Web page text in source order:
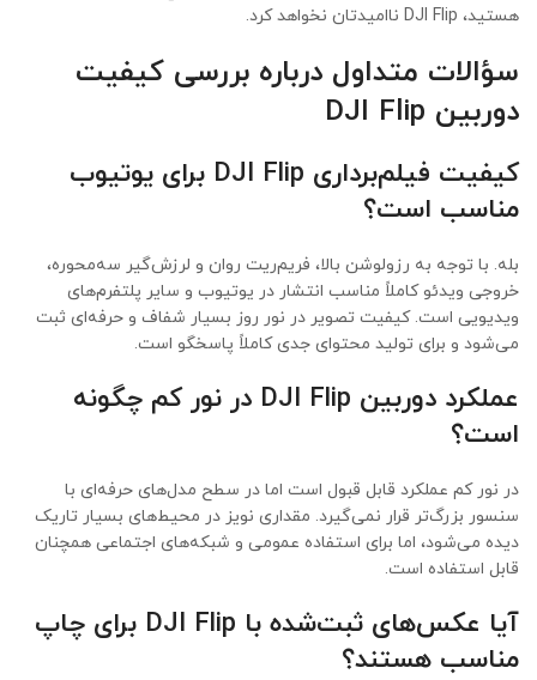
هستید، DJI Flip ناامیدتان نخواهد کرد.
سؤالات متداول درباره بررسی کیفیت
دوربین DJI Flip
کیفیت فیلم‌برداری DJI Flip برای یوتیوب
مناسب است؟
بله. با توجه به رزولوشن بالا، فریم‌ریت روان و لرزش‌گیر سه‌محوره،
خروجی ویدئو کاملاً مناسب انتشار در یوتیوب و سایر پلتفرم‌های
ویدیویی است. کیفیت تصویر در نور روز بسیار شفاف و حرفه‌ای ثبت
می‌شود و برای تولید محتوای جدی کاملاً پاسخگو است.
عملکرد دوربین DJI Flip در نور کم چگونه
است؟
در نور کم عملکرد قابل قبول است اما در سطح مدل‌های حرفه‌ای با
سنسور بزرگ‌تر قرار نمی‌گیرد. مقداری نویز در محیط‌های بسیار تاریک
دیده می‌شود، اما برای استفاده عمومی و شبکه‌های اجتماعی همچنان
قابل استفاده است.
آیا عکس‌های ثبت‌شده با DJI Flip برای چاپ
مناسب هستند؟